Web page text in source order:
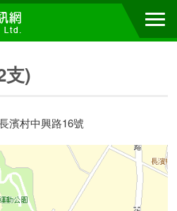
支)
濱村中興路16號